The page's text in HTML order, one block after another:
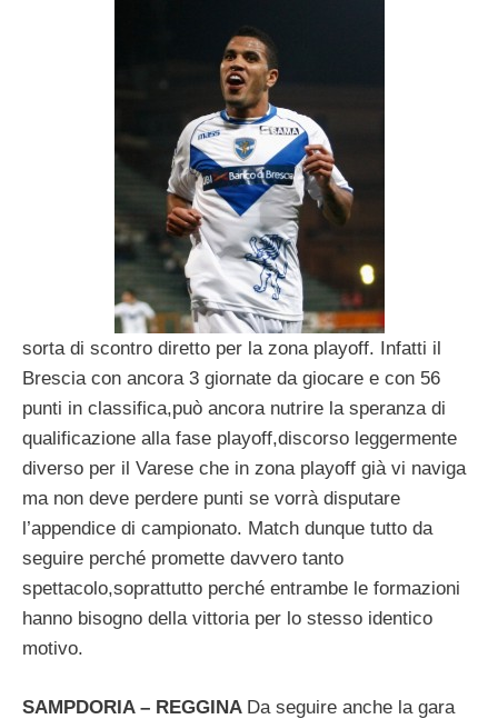
sorta di scontro diretto per la zona playoff. Infatti il
Brescia con ancora 3 giornate da giocare e con 56
punti in classifica,può ancora nutrire la speranza di
qualificazione alla fase playoff,discorso leggermente
diverso per il Varese che in zona playoff già vi naviga
ma non deve perdere punti se vorrà disputare
l’appendice di campionato. Match dunque tutto da
seguire perché promette davvero tanto
spettacolo,soprattutto perché entrambe le formazioni
hanno bisogno della vittoria per lo stesso identico
motivo.
SAMPDORIA – REGGINA Da seguire anche la gara